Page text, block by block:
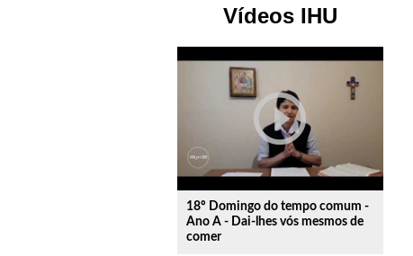
Vídeos IHU
play_circle_outline
18º Domingo do tempo comum -
Ano A - Dai-lhes vós mesmos de
comer